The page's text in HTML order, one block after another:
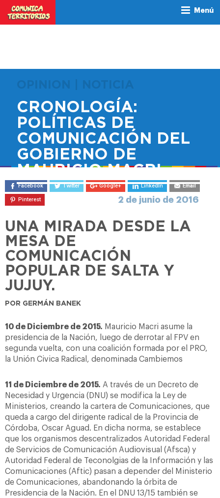
Menú
OPINION | NOTICIA
CRONOLOGÍA:
POLÍTICAS DE
COMUNICACIÓN DEL
GOBIERNO DE
MAURICIO MACRI
2 de junio de 2016
Facebook Twitter Google+ LinkedIn Email
Pinterest
UNA MIRADA DESDE LA
MESA DE
COMUNICACIÓN
POPULAR DE SALTA Y
JUJUY.
POR GERMÁN BANEK
10 de Diciembre de 2015. Mauricio Macri asume la
presidencia de la Nación, luego de derrotar al FPV en
segunda vuelta, con una coalición formada por el PRO,
la Unión Civica Radical, denominada Cambiemos
11 de Diciembre de 2015. A través de un Decreto de
Necesidad y Urgencia (DNU) se modifica la Ley de
Ministerios, creando la cartera de Comunicaciones, que
queda a cargo del dirigente radical de la Provincia de
Córdoba, Oscar Aguad. En dicha norma, se establece
que los organismos descentralizados Autoridad Federal
de Servicios de Comunicación Audiovisual (Afsca) y
Autoridad Federal de Teconolgias de la Información y las
Comunicaciones (Aftic) pasan a depender del Ministerio
de Comunicaciones, abandonando la órbita de
Presidencia de la Nación. En el DNU 13/15 también se